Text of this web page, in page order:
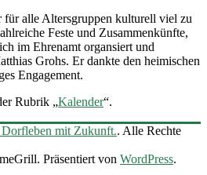
alle Altersgruppen kulturell viel zu
Feste und Zusammenkünfte,
im Ehrenamt organsiert und
Grohs. Er dankte den heimischen
Engagement.
Rubrik „Kalender“.
Dorfleben mit Zukunft.. Alle Rechte
Präsentiert von WordPress.